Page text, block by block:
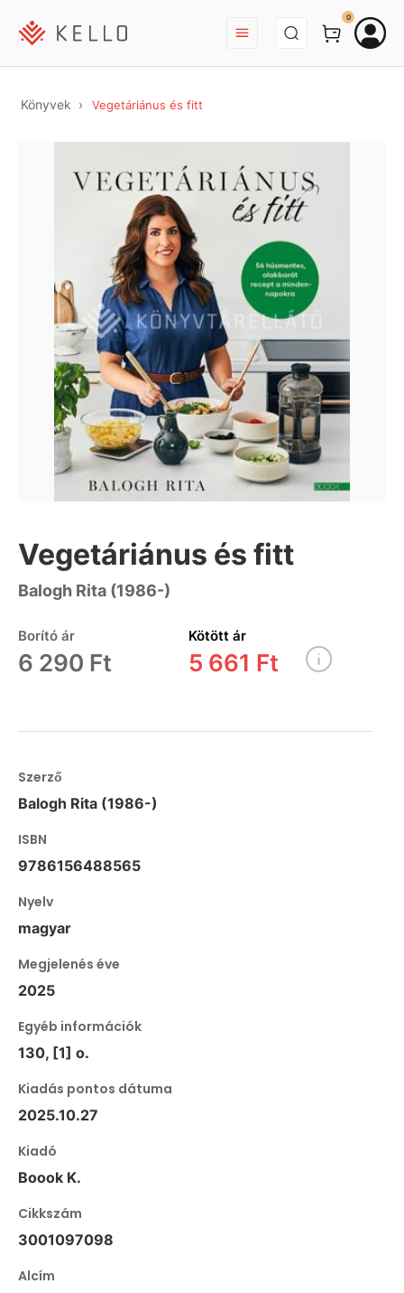
BEJELENTKEZÉS
0
Könyvek Vegetáriánus és fitt
Vegetáriánus és fitt
Balogh Rita (1986-)
Borító ár
6 290 Ft
Kötött ár
5 661 Ft
Szerző
Balogh Rita (1986-)
ISBN
9786156488565
Nyelv
magyar
Megjelenés éve
2025
Egyéb információk
130, [1] o.
Kiadás pontos dátuma
2025.10.27
Kiadó
Boook K.
Cikkszám
3001097098
Alcím